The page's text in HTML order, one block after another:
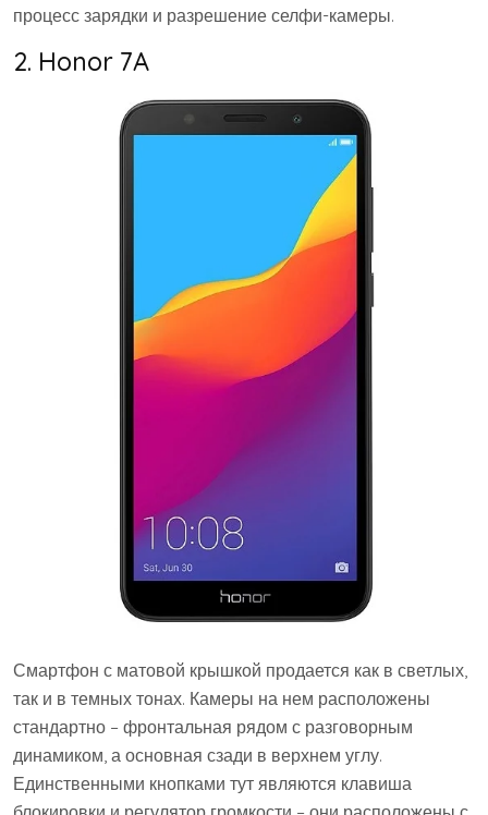
процесс зарядки и разрешение селфи-камеры.
2. Honor 7A
Смартфон с матовой крышкой продается как в светлых,
так и в темных тонах. Камеры на нем расположены
стандартно – фронтальная рядом с разговорным
динамиком, а основная сзади в верхнем углу.
Единственными кнопками тут являются клавиша